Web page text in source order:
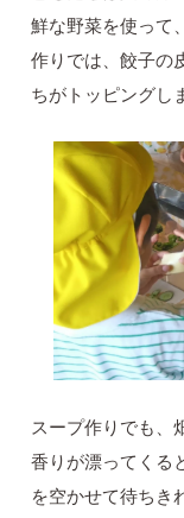
鮮な野菜を使って
作りでは、餃子の
ちがトッピングし
スープ作りでも、
香りが漂ってくる
を空かせて待ちき